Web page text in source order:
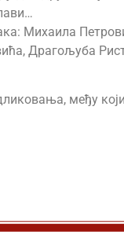
Михаила
Драгољуба
међу